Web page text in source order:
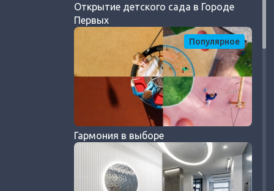
Открытие детского сада в Городе
Первых
Популярное
Гармония в выборе